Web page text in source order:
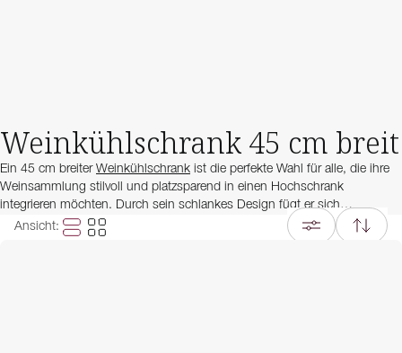
Weinkühlschrank 45 cm breit
Ein 45 cm breiter Weinkühlschrank ist die perfekte Wahl für alle, die ihre
Weinsammlung stilvoll und platzsparend in einen Hochschrank
integrieren möchten. Durch sein schlankes Design fügt er sich
harmonisch in moderne Küchen ein und bietet dennoch ausreichend
Ansicht: